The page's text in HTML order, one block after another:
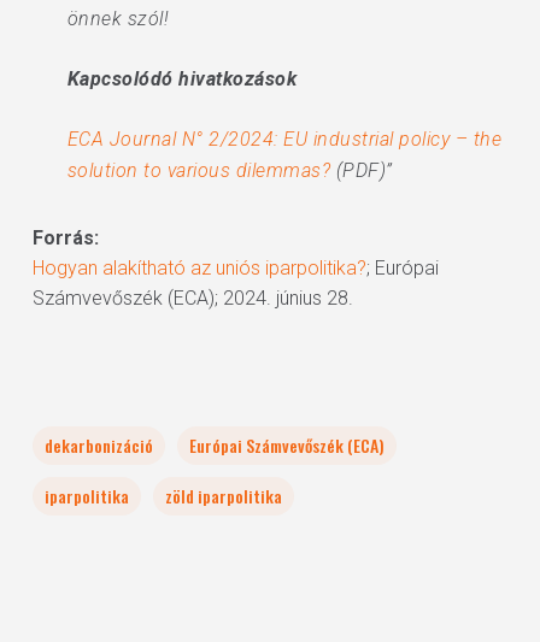
önnek szól!
Kapcsolódó hivatkozások
ECA Journal N° 2/2024: EU industrial policy – the
solution to various dilemmas? (PDF)”
Forrás:
Hogyan alakítható az uniós iparpolitika?; Európai
Számvevőszék (ECA); 2024. június 28.
dekarbonizáció
Európai Számvevőszék (ECA)
iparpolitika
zöld iparpolitika